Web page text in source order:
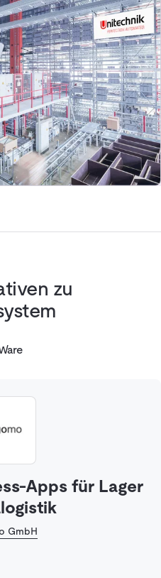
zu
Apps für Lager
GmbH